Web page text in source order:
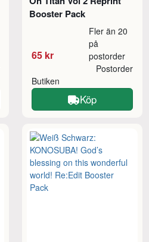
Booster Pack
65 kr
Fler än 20
på
postorder
Butiken
Postorder
Köp